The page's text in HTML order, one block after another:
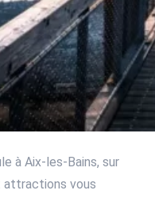
à Aix-les-Bains, sur
attractions vous